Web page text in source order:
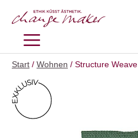
Inhalt
MENÜ
Start / Wohnen / Structure Weave